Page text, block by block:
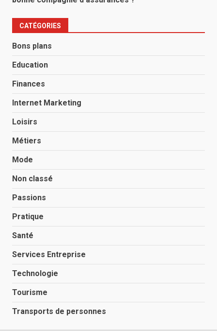
CATÉGORIES
Bons plans
Education
Finances
Internet Marketing
Loisirs
Métiers
Mode
Non classé
Passions
Pratique
Santé
Services Entreprise
Technologie
Tourisme
Transports de personnes